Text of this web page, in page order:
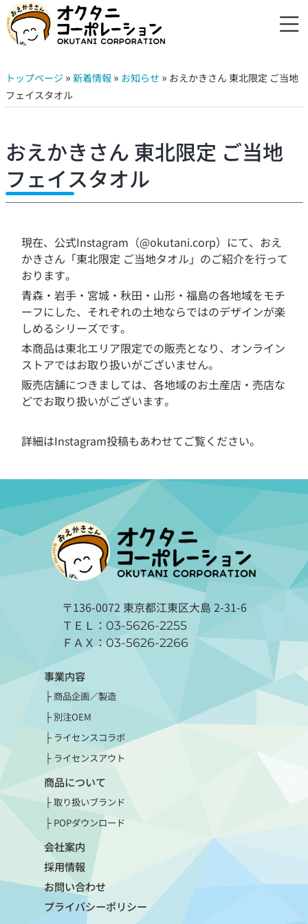
トップページ » 新着情報 » お知らせ » おえかきさん 東北限定 ご当地
フェイスタオル
おえかきさん 東北限定 ご当地
フェイスタオル
現在、公式Instagram（@okutani.corp）にて、おえ
かきさん「東北限定 ご当地タオル」のご紹介を行って
おります。
青森・岩手・宮城・秋田・山形・福島の各地域をモチ
ーフにした、それぞれの土地ならではのデザインが楽
しめるシリーズです。
本商品は東北エリア限定での販売となり、オンライン
ストアではお取り扱いがございません。
販売店舗につきましては、各地域のお土産店・売店な
どでお取り扱いがございます。
詳細はInstagram投稿もあわせてご覧ください。
〒136-0072 東京都江東区大島 2-31-6
ＴＥＬ： 03-5626-2255
ＦＡＸ： 03-5626-2266
事業内容
商品企画／製造
別注OEM
ライセンスコラボ
ライセンスアウト
商品について
取り扱いブランド
POPダウンロード
会社案内
採用情報
お問い合わせ
プライバシーポリシー